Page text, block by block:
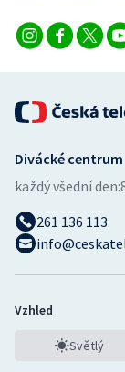
Divácké centrum
každý všední den:
261 136 113
Vzhled
Světlý